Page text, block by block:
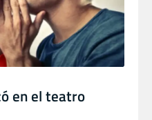
en el teatro